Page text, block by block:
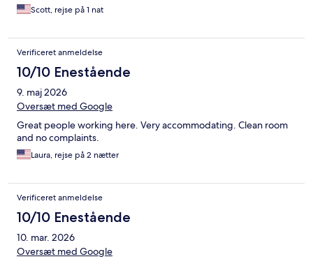
Scott, rejse på 1 nat
Verificeret anmeldelse
10/10 Enestående
9. maj 2026
Oversæt med Google
Great people working here. Very accommodating. Clean room
and no complaints.
Laura, rejse på 2 nætter
Verificeret anmeldelse
10/10 Enestående
10. mar. 2026
Oversæt med Google